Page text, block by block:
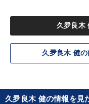
久夛良木
久夛良木 健
久夛良木 健の情報を見